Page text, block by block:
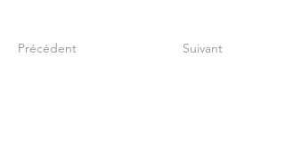
Précédent Suivant